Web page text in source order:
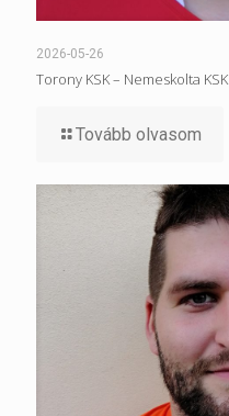
2026-05-26
Torony KSK – Nemeskolta KSK
Tovább olvasom